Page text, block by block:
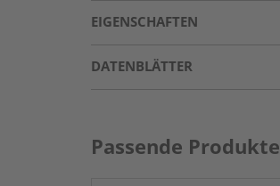
EIGENSCHAFTEN
DATENBLÄTTER
Passende Produkte